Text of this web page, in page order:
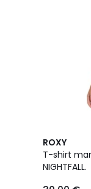
ROXY
T-shirt
NIGHTFALL.